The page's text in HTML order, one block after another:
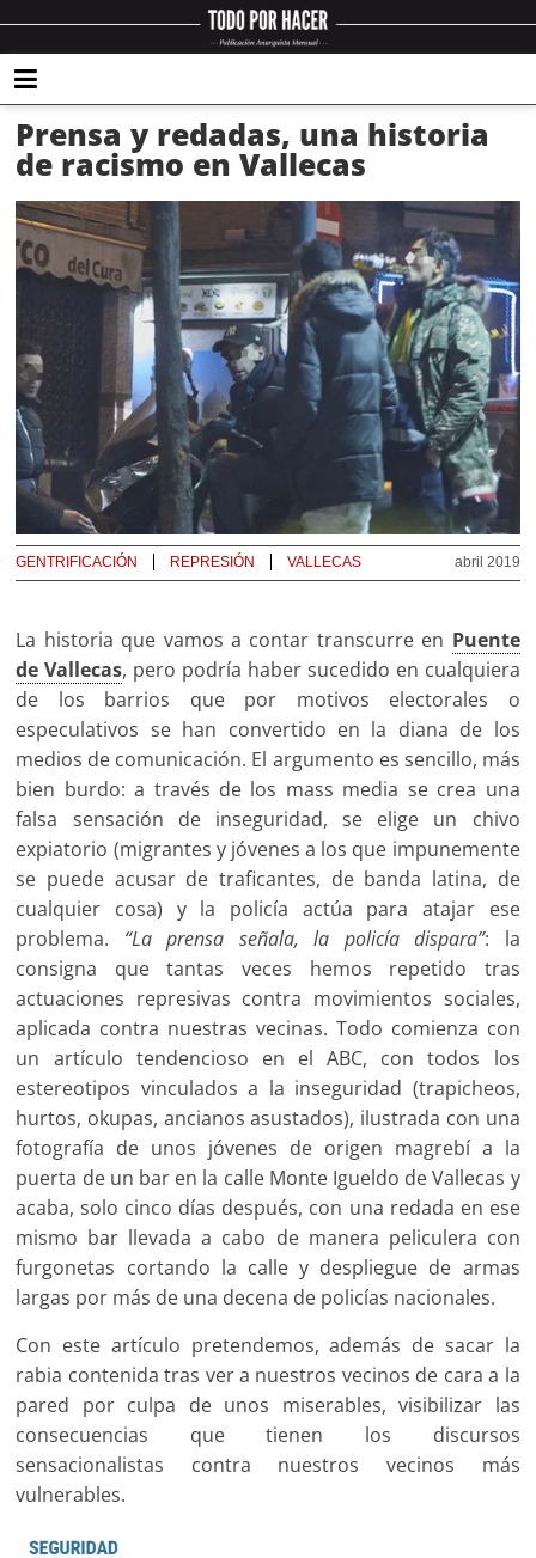
Prensa y redadas, una historia
de racismo en Vallecas
abril 2019
GENTRIFICACIÓN REPRESIÓN VALLECAS
La historia que vamos a contar transcurre en Puente
de Vallecas, pero podría haber sucedido en cualquiera
de los barrios que por motivos electorales o
especulativos se han convertido en la diana de los
medios de comunicación. El argumento es sencillo, más
bien burdo: a través de los mass media se crea una
falsa sensación de inseguridad, se elige un chivo
expiatorio (migrantes y jóvenes a los que impunemente
se puede acusar de traficantes, de banda latina, de
cualquier cosa) y la policía actúa para atajar ese
problema. “La prensa señala, la policía dispara”: la
consigna que tantas veces hemos repetido tras
actuaciones represivas contra movimientos sociales,
aplicada contra nuestras vecinas. Todo comienza con
un artículo tendencioso en el ABC, con todos los
estereotipos vinculados a la inseguridad (trapicheos,
hurtos, okupas, ancianos asustados), ilustrada con una
fotografía de unos jóvenes de origen magrebí a la
puerta de un bar en la calle Monte Igueldo de Vallecas y
acaba, solo cinco días después, con una redada en ese
mismo bar llevada a cabo de manera peliculera con
furgonetas cortando la calle y despliegue de armas
largas por más de una decena de policías nacionales.
Con este artículo pretendemos, además de sacar la
rabia contenida tras ver a nuestros vecinos de cara a la
pared por culpa de unos miserables, visibilizar las
consecuencias que tienen los discursos
sensacionalistas contra nuestros vecinos más
vulnerables.